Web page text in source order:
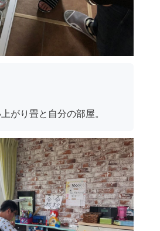
がり畳と自分の部屋。